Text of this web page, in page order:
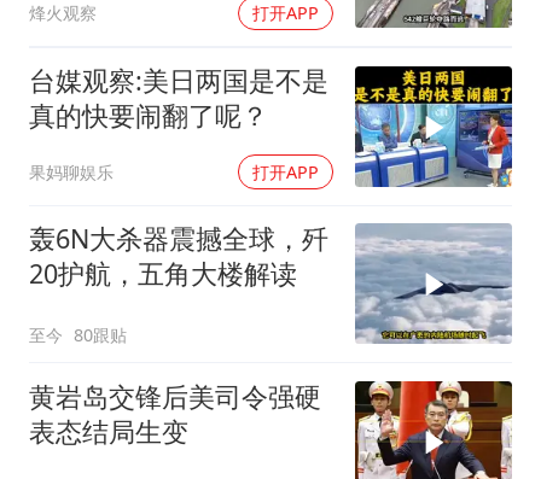
烽火观察 打开APP
台媒观察:美日两国是不是
真的快要闹翻了呢？
果妈聊娱乐 打开APP
轰6N大杀器震撼全球，歼
20护航，五角大楼解读
至今 80跟贴
黄岩岛交锋后美司令强硬
表态结局生变